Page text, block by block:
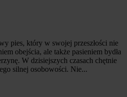
pies, który w swojej przeszłości nie
obejścia, ale także pasieniem bydła
W dzisiejszych czasach chętnie
silnej osobowości. Nie...